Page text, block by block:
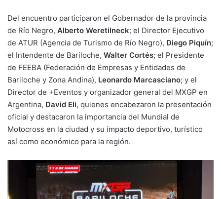
Del encuentro participaron el Gobernador de la provincia
de Río Negro, Alberto Weretilneck; el Director Ejecutivo
de ATUR (Agencia de Turismo de Río Negro), Diego Piquín;
el Intendente de Bariloche, Walter Cortés; el Presidente
de FEEBA (Federación de Empresas y Entidades de
Bariloche y Zona Andina), Leonardo Marcasciano; y el
Director de +Eventos y organizador general del MXGP en
Argentina, David Eli, quienes encabezaron la presentación
oficial y destacaron la importancia del Mundial de
Motocross en la ciudad y su impacto deportivo, turístico
así como económico para la región.